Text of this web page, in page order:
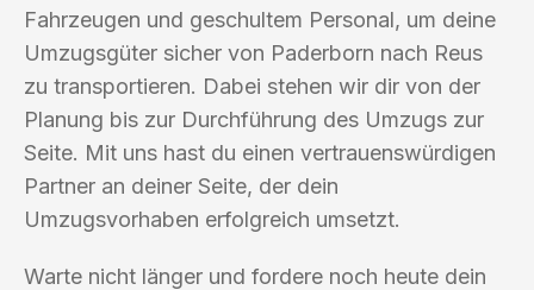
Fahrzeugen und geschultem Personal, um deine
Umzugsgüter sicher von Paderborn nach Reus
zu transportieren. Dabei stehen wir dir von der
Planung bis zur Durchführung des Umzugs zur
Seite. Mit uns hast du einen vertrauenswürdigen
Partner an deiner Seite, der dein
Umzugsvorhaben erfolgreich umsetzt.
Warte nicht länger und fordere noch heute dein